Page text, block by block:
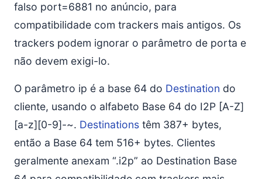
falso port=6881 no anúncio, para
compatibilidade com trackers mais antigos. Os
trackers podem ignorar o parâmetro de porta e
não devem exigi-lo.
O parâmetro ip é a base 64 do Destination do
cliente, usando o alfabeto Base 64 do I2P [A-Z]
[a-z][0-9]-~. Destinations têm 387+ bytes,
então a Base 64 tem 516+ bytes. Clientes
geralmente anexam “.i2p” ao Destination Base